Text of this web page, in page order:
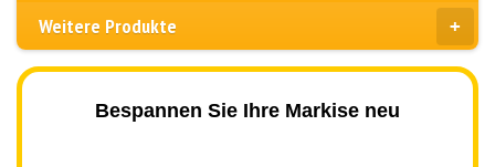
Weitere Produkte
Bespannen Sie Ihre Markise neu